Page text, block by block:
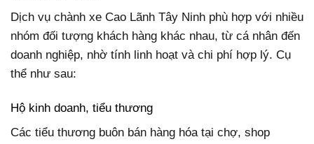
Dịch vụ chành xe Cao Lãnh Tây Ninh phù hợp với nhiều
nhóm đối tượng khách hàng khác nhau, từ cá nhân đến
doanh nghiệp, nhờ tính linh hoạt và chi phí hợp lý. Cụ
thể như sau:
Hộ kinh doanh, tiểu thương
Các tiểu thương buôn bán hàng hóa tại chợ, shop